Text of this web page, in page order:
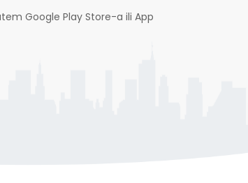
Google Play Store-a ili App